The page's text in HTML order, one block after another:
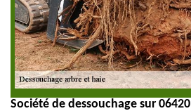
Société de dessouchage sur 06420